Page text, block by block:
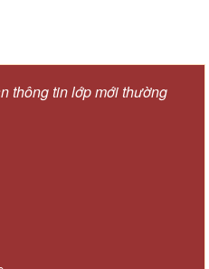
thông tin lớp mới thường